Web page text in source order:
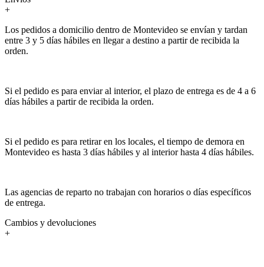
+
Los pedidos a domicilio dentro de Montevideo se envían y tardan
entre 3 y 5 días hábiles en llegar a destino a partir de recibida la
orden.
Si el pedido es para enviar al interior, el plazo de entrega es de 4 a 6
días hábiles a partir de recibida la orden.
Si el pedido es para retirar en los locales, el tiempo de demora en
Montevideo es hasta 3 días hábiles y al interior hasta 4 días hábiles.
Las agencias de reparto no trabajan con horarios o días específicos
de entrega.
Cambios y devoluciones
+